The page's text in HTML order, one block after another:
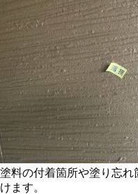
塗料の付着箇所や塗り忘
けます。